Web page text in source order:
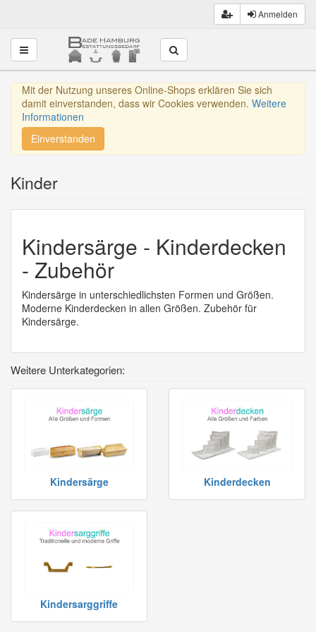
Anmelden
Toggle navigation
Mit der Nutzung unseres Online-Shops erklären Sie sich
damit einverstanden, dass wir Cookies verwenden. Weitere
Informationen
Einverstanden
Kinder
Kindersärge - Kinderdecken
- Zubehör
Kindersärge in unterschiedlichsten Formen und Größen.
Moderne Kinderdecken in allen Größen. Zubehör für
Kindersärge.
Weitere Unterkategorien:
Kindersärge Kinderdecken
Kindersarggriffe